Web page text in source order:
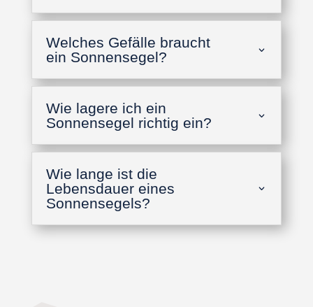
Welches Gefälle braucht
ein Sonnensegel?
Wie lagere ich ein
Sonnensegel richtig ein?
Wie lange ist die
Lebensdauer eines
Sonnensegels?